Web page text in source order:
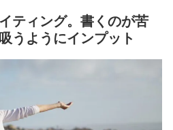
ティング。書くのが苦
うようにインプット